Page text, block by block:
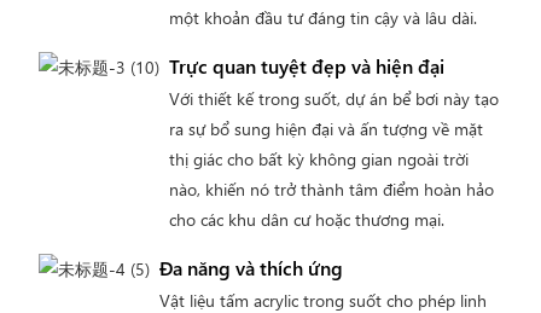
một khoản đầu tư đáng tin cậy và lâu dài.
Trực quan tuyệt đẹp và hiện đại
Với thiết kế trong suốt, dự án bể bơi này tạo
ra sự bổ sung hiện đại và ấn tượng về mặt
thị giác cho bất kỳ không gian ngoài trời
nào, khiến nó trở thành tâm điểm hoàn hảo
cho các khu dân cư hoặc thương mại.
Đa năng và thích ứng
Vật liệu tấm acrylic trong suốt cho phép linh